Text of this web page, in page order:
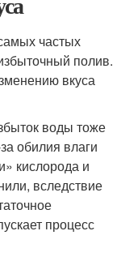
частых
полив.
вкуса
воды тоже
обилия влаги
кислорода и
вследствие
процесс